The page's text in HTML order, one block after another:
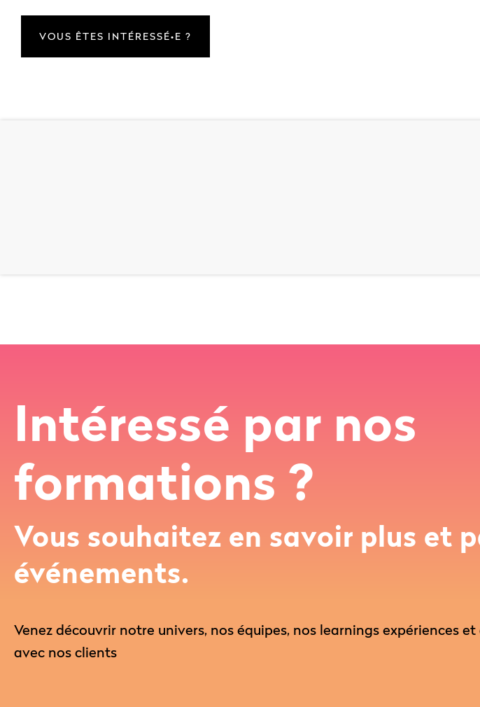
VOUS ÊTES INTÉRESSÉ•E ?
Intéressé par nos
formations ?
Vous souhaitez en savoir plus et
événements.
Venez découvrir notre univers, nos équipes, nos learnings expériences
avec nos clients